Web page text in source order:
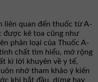
liên quan đến thuốc từ A-
được kê toa cũng như
phân loại của Thuốc A-
chất tìm hiểu, mở rộng
kì lời khuyên về y tế,
nhớ tham khảo ý kiến
khi bắt đầu, dừng hay